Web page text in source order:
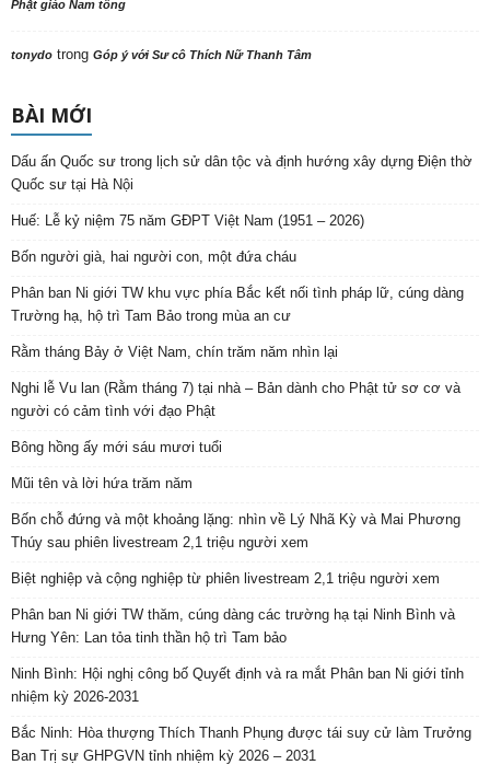
Phật giáo Nam tông
tonydo trong Góp ý với Sư cô Thích Nữ Thanh Tâm
BÀI MỚI
Dấu ấn Quốc sư trong lịch sử dân tộc và định hướng xây dựng Điện thờ
Quốc sư tại Hà Nội
Huế: Lễ kỷ niệm 75 năm GĐPT Việt Nam (1951 – 2026)
Bốn người già, hai người con, một đứa cháu
Phân ban Ni giới TW khu vực phía Bắc kết nối tình pháp lữ, cúng dàng
Trường hạ, hộ trì Tam Bảo trong mùa an cư
Rằm tháng Bảy ở Việt Nam, chín trăm năm nhìn lại
Nghi lễ Vu lan (Rằm tháng 7) tại nhà – Bản dành cho Phật tử sơ cơ và
người có cảm tình với đạo Phật
Bông hồng ấy mới sáu mươi tuổi
Mũi tên và lời hứa trăm năm
Bốn chỗ đứng và một khoảng lặng: nhìn về Lý Nhã Kỳ và Mai Phương
Thúy sau phiên livestream 2,1 triệu người xem
Biệt nghiệp và cộng nghiệp từ phiên livestream 2,1 triệu người xem
Phân ban Ni giới TW thăm, cúng dàng các trường hạ tại Ninh Bình và
Hưng Yên: Lan tỏa tinh thần hộ trì Tam bảo
Ninh Bình: Hội nghị công bố Quyết định và ra mắt Phân ban Ni giới tỉnh
nhiệm kỳ 2026-2031
Bắc Ninh: Hòa thượng Thích Thanh Phụng được tái suy cử làm Trưởng
Ban Trị sự GHPGVN tỉnh nhiệm kỳ 2026 – 2031